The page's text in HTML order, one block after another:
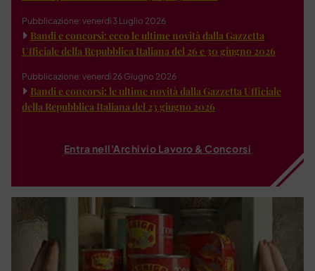
Pubblicazione: venerdì 3 Luglio 2026
Bandi e concorsi: ecco le ultime novità dalla Gazzetta
Ufficiale della Repubblica Italiana del 26 e 30 giugno 2026
Pubblicazione: venerdì 26 Giugno 2026
Bandi e concorsi: le ultime novità dalla Gazzetta Ufficiale
della Repubblica Italiana del 23 giugno 2026
Entra nell'Archivio Lavoro & Concorsi